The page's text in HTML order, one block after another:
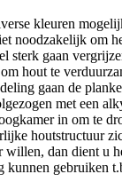
kleuren
noodzakelijk om
sterk gaan
hout te
gaan de
met een
in om te
houtstructuur
willen, dan dient u
kunnen gebruiken